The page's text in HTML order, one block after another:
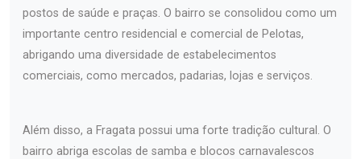
postos de saúde e praças. O bairro se consolidou como um
importante centro residencial e comercial de Pelotas,
abrigando uma diversidade de estabelecimentos
comerciais, como mercados, padarias, lojas e serviços.
Além disso, a Fragata possui uma forte tradição cultural. O
bairro abriga escolas de samba e blocos carnavalescos